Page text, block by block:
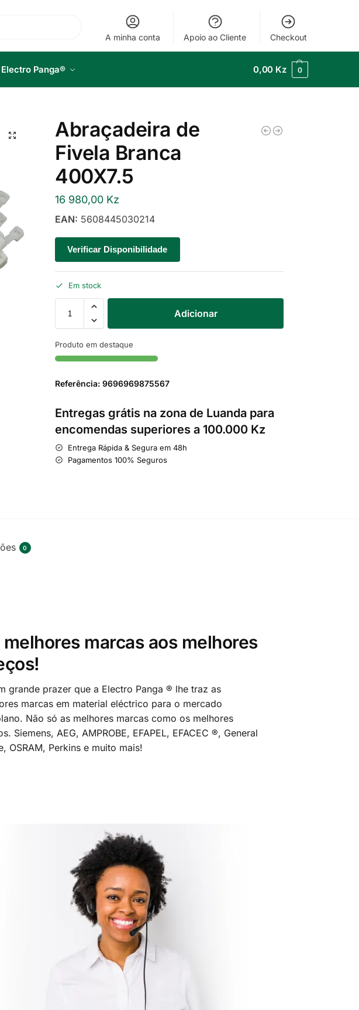
A minha conta Apoio ao Cliente Checkout
Electro Panga® 0,00 Kz 0
Abraçadeira de
Fivela Branca
400X7.5
16 980,00 Kz
EAN: 5608445030214
Verificar Disponibilidade
Em stock
Adicionar
Produto em destaque
Referência: 9696969875567
Entregas grátis na zona de Luanda para
encomendas superiores a 100.000 Kz
Entrega Rápida & Segura em 48h
Pagamentos 100% Seguros
0
marcas aos melhores
grande prazer que a Electro Panga ® lhe traz as
marcas em material eléctrico para o mercado
Não só as melhores marcas como os melhores
Siemens, AEG, AMPROBE, EFAPEL, EFACEC ®, General
OSRAM, Perkins e muito mais!